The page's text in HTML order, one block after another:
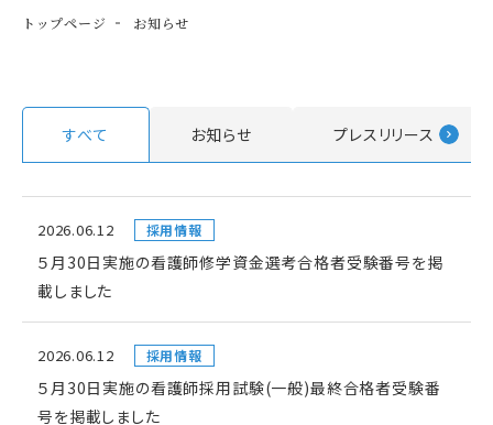
トップページ お知らせ
すべて お知らせ プレスリリース
2026.06.12 採用情報
５月30日実施の看護師修学資金選考合格者受験番号を掲
載しました
2026.06.12 採用情報
５月30日実施の看護師採用試験(一般)最終合格者受験番
号を掲載しました